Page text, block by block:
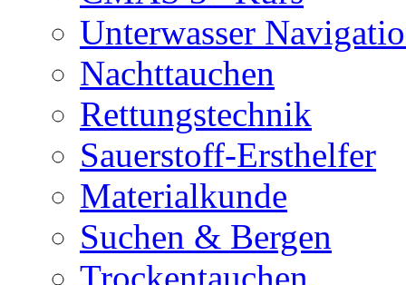
Unterwasser
Nachttauchen
Rettungstechnik
Sauerstoff-Ersthelfer
Materialkunde
Suchen & Bergen
Trockentauchen